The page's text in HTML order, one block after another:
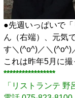
●先週いっぱいで
ん（右端）、元気
す＼(^o^)／＼(^o^)
これは昨年5月に撮
*****************
「リストランテ 野